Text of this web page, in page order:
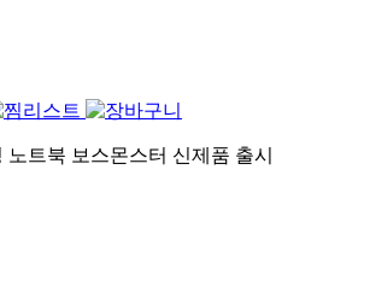
트북 보스몬스터 신제품 출시